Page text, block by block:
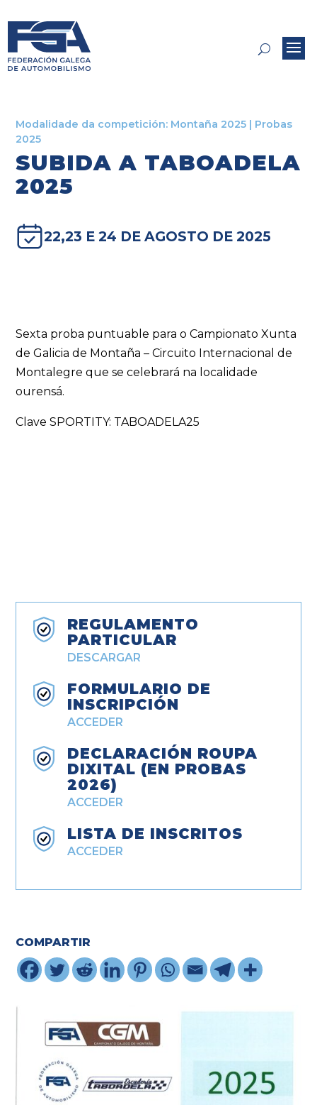
Modalidade da competición: Montaña 2025 | Probas
2025
SUBIDA A TABOADELA
2025
22,23 E 24 DE AGOSTO DE 2025
Sexta proba puntuable para o Campionato Xunta
de Galicia de Montaña – Circuito Internacional de
Montalegre que se celebrará na localidade
ourensá.
Clave SPORTITY: TABOADELA25
REGULAMENTO
PARTICULAR
DESCARGAR
FORMULARIO DE
INSCRIPCIÓN
ACCEDER
DECLARACIÓN ROUPA
DIXITAL (EN PROBAS
2026)
ACCEDER
LISTA DE INSCRITOS
ACCEDER
COMPARTIR